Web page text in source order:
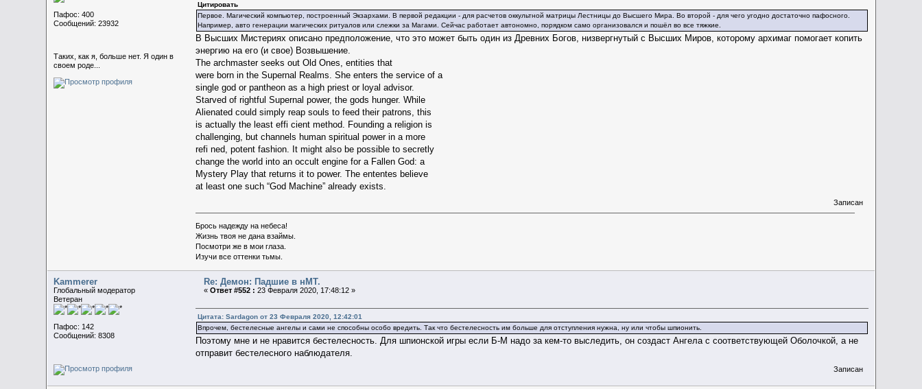
Пафос: 400
Сообщений: 23932
Таких, как я, больше нет. Я один в
своем роде...
Цитировать
Первое. Магический компьютер, построенный Экзархами. В первой редакции - для расчетов оккультной матрицы Лестницы до Высшего Мира. Во второй - для чего угодно достаточно пафосного.
Например, авто генерации магических ритуалов или слежки за Магами. Сейчас работает автономно, порядком само организовался и пошёл во все тяжкие.
В Высших Мистериях описано предположение, что это может быть один из Древних Богов, низвергнутый с Высших Миров, которому архимаг помогает копить
энергию на его (и свое) Возвышение.
The archmaster seeks out Old Ones, entities that
were born in the Supernal Realms. She enters the service of a
single god or pantheon as a high priest or loyal advisor.
Starved of rightful Supernal power, the gods hunger. While
Alienated could simply reap souls to feed their patrons, this
is actually the least effi cient method. Founding a religion is
challenging, but channels human spiritual power in a more
refi ned, potent fashion. It might also be possible to secretly
change the world into an occult engine for a Fallen God: a
Mystery Play that returns it to power. The ententes believe
at least one such “God Machine” already exists.
Записан
Брось надежду на небеса!
Жизнь твоя не дана взаймы.
Посмотри же в мои глаза.
Изучи все оттенки тьмы.
Kammerer
Глобальный модератор
Ветеран
Пафос: 142
Сообщений: 8308
Re: Демон: Падшие в нМТ.
«Ответ #552 : 23 Февраля 2020, 17:48:12 »
Цитата: Sardagon от 23 Февраля 2020, 12:42:01
Впрочем, бестелесные ангелы и сами не способны особо вредить. Так что бестелесность им больше для отступления нужна, ну или чтобы шпионить.
Поэтому мне и не нравится бестелесность. Для шпионской игры если Б-М надо за кем-то выследить, он создаст Ангела с соответствующей Оболочкой, а не
отправит бестелесного наблюдателя.
Записан